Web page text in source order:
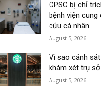
CPSC bị chỉ
bệnh viện cung
cứu cá nhân
August 5, 2026
Vì sao cảnh
khám xét trụ
August 5, 2026